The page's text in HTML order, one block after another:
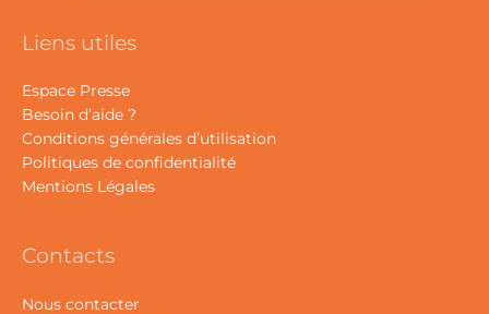
Liens utiles
Espace Presse
Besoin d’aide ?
Conditions générales d’utilisation
Politiques de confidentialité
Mentions Légales
Contacts
Nous contacter